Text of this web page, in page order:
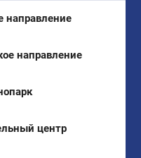
направление
направление
центр